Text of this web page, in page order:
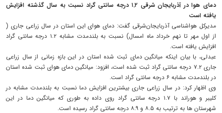
دمای هوا در آذربایجان شرقی ۱.۲ درجه سانتی گراد نسبت به سال گذشته افزایش
یافته است
مدیرکل هواشناسی آذربایجان‌شرقی گفت: دمای هوای این استان در سال زراعی جاری (
از اول مهر تا نهم خرداد ماه امسال) نسبت به بلندمدت مشابه ۱.۲ درجه سانتی گراد
افزایش یافته است.
عبدلی، با بیان اینکه میانگین دمای ثبت شده استان در این بازه زمانی از سال زراعی
جاری ۷.۲ درجه سانتی گراد ثبت شده است، افزود: میانگین دمای هوای ثبت شده استان
در بلندمدت مشابه ۶ درجه سانتی گراد است.
وی اظهار کرد: در سال زراعی جاری بیشترین افزایش دما نسبت به بلندمدت مشابه در
کلیبر و هوراند با ۱.۷ درجه سانتی گراد روی داده به طوری که میانگین دما در این
شهرستان ها به ترتیب به ۸.۵ و ۸.۹ درجه سانتی گراد رسیده است.